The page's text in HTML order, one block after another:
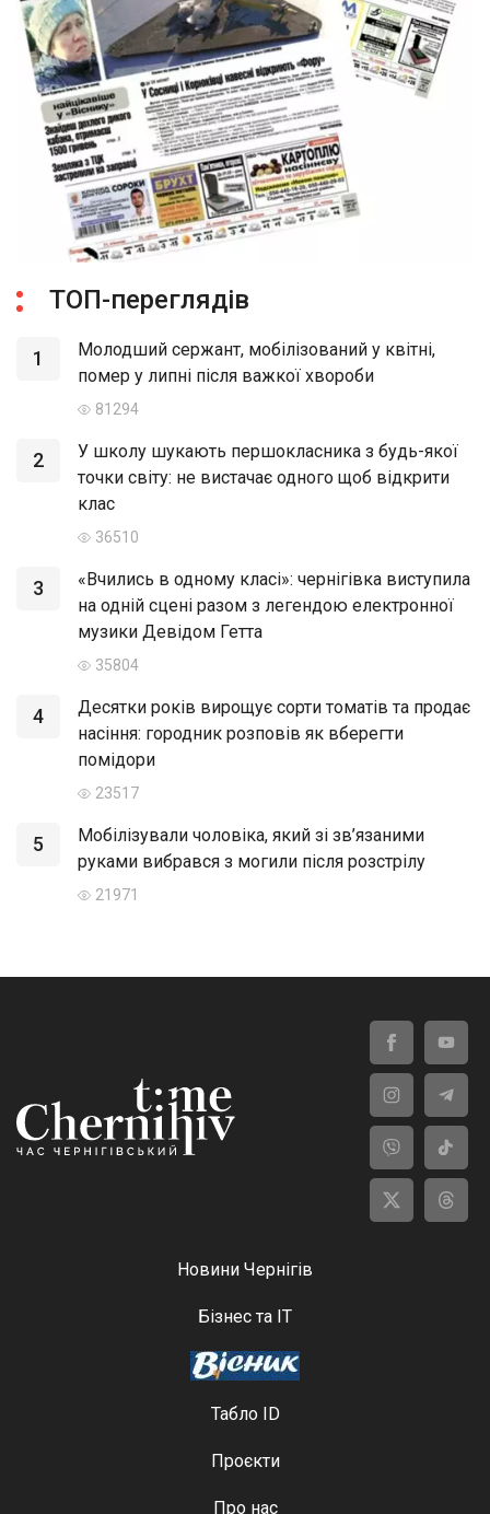
ТОП-переглядів
1
Молодший сержант, мобілізований у квітні,
помер у липні після важкої хвороби
81294
2
У школу шукають першокласника з будь-якої
точки світу: не вистачає одного щоб відкрити
клас
36510
3
«Вчились в одному класі»: чернігівка виступила
на одній сцені разом з легендою електронної
музики Девідом Гетта
35804
4
Десятки років вирощує сорти томатів та продає
насіння: городник розповів як вберегти
помідори
23517
5
Мобілізували чоловіка, який зі зв’язаними
руками вибрався з могили після розстрілу
21971
Новини Чернігів
Бізнес та ІТ
Табло ID
Проєкти
Про нас